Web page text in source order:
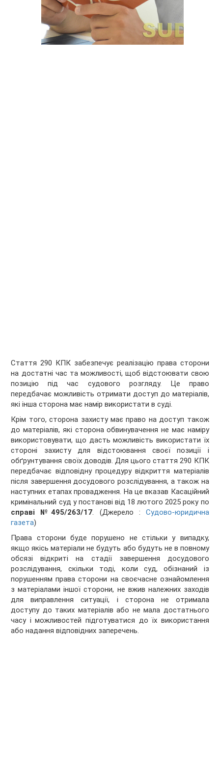
Стаття 290 КПК забезпечує реалізацію права сторони
на достатні час та можливості, щоб відстоювати свою
позицію під час судового розгляду. Це право
передбачає можливість отримати доступ до матеріалів,
які інша сторона має намір використати в суді.
Крім того, сторона захисту має право на доступ також
до матеріалів, які сторона обвинувачення не має наміру
використовувати, що дасть можливість використати їх
стороні захисту для відстоювання своєї позиції і
обґрунтування своїх доводів. Для цього стаття 290 КПК
передбачає відповідну процедуру відкриття матеріалів
після завершення досудового розслідування, а також на
наступних етапах провадження. На це вказав Касаційний
кримінальний суд у постанові від 18 лютого 2025 року по
справі №495/263/17. (Джерело : Судово-юридична
газета)
Права сторони буде порушено не стільки у випадку,
якщо якісь матеріали не будуть або будуть не в повному
обсязі відкриті на стадії завершення досудового
розслідування, скільки тоді, коли суд, обізнаний із
порушенням права сторони на своєчасне ознайомлення
з матеріалами іншої сторони, не вжив належних заходів
для виправлення ситуації, і сторона не отримала
доступу до таких матеріалів або не мала достатнього
часу і можливостей підготуватися до їх використання
або надання відповідних заперечень.